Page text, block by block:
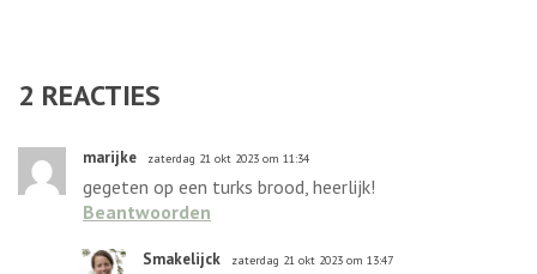
2 REACTIES
marijke zaterdag 21 okt 2023 om 11:34
gegeten op een turks brood, heerlijk!
Beantwoorden
Smakelijck zaterdag 21 okt 2023 om 13:47